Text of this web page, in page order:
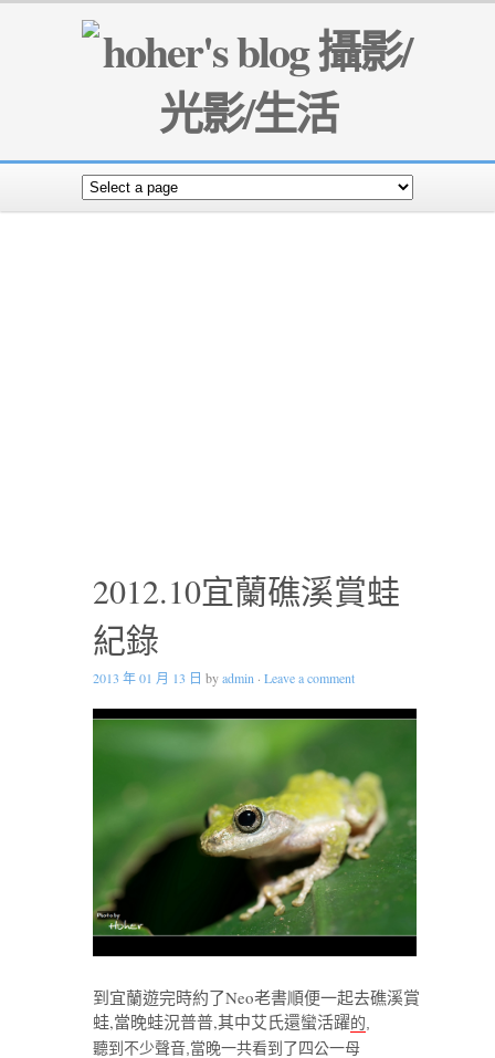
2012.10宜蘭礁溪賞蛙
紀錄
2013 年 01 月 13 日 byadmin · Leave a comment
到宜蘭遊完時約了Neo老書順便一起去礁溪賞
蛙,當晚蛙況普普,其中艾氏還蠻活躍的
聽到不少聲音,當晚一共看到了四公一母